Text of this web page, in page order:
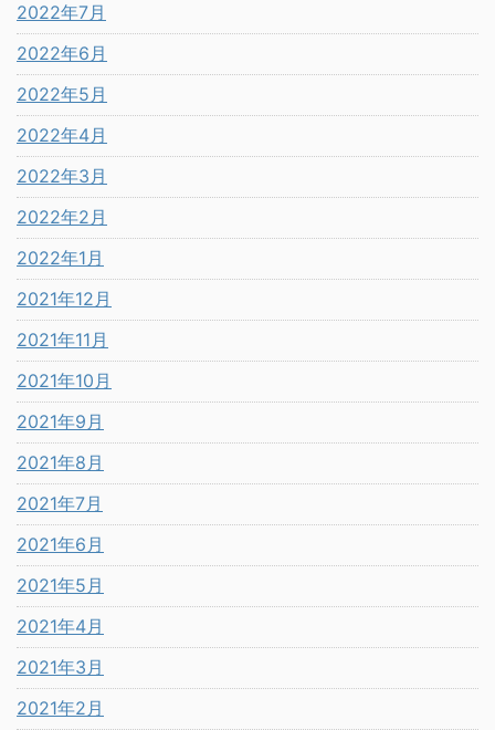
2022年7月
2022年6月
2022年5月
2022年4月
2022年3月
2022年2月
2022年1月
2021年12月
2021年11月
2021年10月
2021年9月
2021年8月
2021年7月
2021年6月
2021年5月
2021年4月
2021年3月
2021年2月